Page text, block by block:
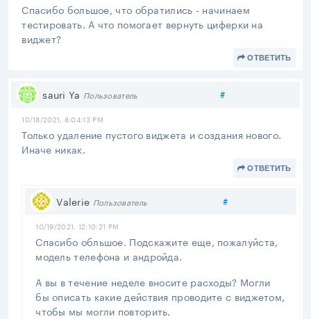
Спасибо большое, что обратились - начинаем
тестировать. А что помогает вернуть циферки на
виджет?
ОТВЕТИТЬ
sauri Ya Пользователь #Поделиться
10/18/2021, 8:04:13 PM
Только удаление пустого виджета и создания нового.
Иначе никак.
ОТВЕТИТЬ
Valerie Пользователь #Поделиться
10/19/2021, 12:10:21 PM
Спасибо обльшое. Подскажите еще, пожалуйста,
модель телефона и андройда.
А вы в течение неделе вносите расходы? Могли
бы описать какие действия проводите с виджетом,
чтобы мы могли повторить.